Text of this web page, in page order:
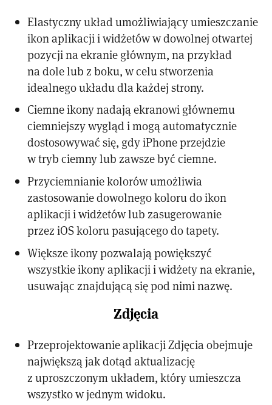
Elastyczny układ umożliwiający umieszczanie
ikon aplikacji i widżetów w dowolnej otwartej
pozycji na ekranie głównym, na przykład
na dole lub z boku, w celu stworzenia
idealnego układu dla każdej strony.
Ciemne ikony nadają ekranowi głównemu
ciemniejszy wygląd i mogą automatycznie
dostosowywać się, gdy iPhone przejdzie
w tryb ciemny lub zawsze być ciemne.
Przyciemnianie kolorów umożliwia
zastosowanie dowolnego koloru do ikon
aplikacji i widżetów lub zasugerowanie
przez iOS koloru pasującego do tapety.
Większe ikony pozwalają powiększyć
wszystkie ikony aplikacji i widżety na ekranie,
usuwając znajdującą się pod nimi nazwę.
Zdjęcia
Przeprojektowanie aplikacji Zdjęcia obejmuje
największą jak dotąd aktualizację
z uproszczonym układem, który umieszcza
wszystko w jednym widoku.